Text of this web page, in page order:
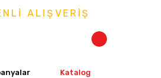
ALIŞVERİŞ
Katalog